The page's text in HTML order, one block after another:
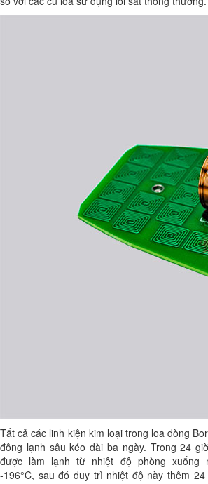
Tất cả các linh kiện kim loại trong loa dòng
đông lạnh sâu kéo dài ba ngày. Trong 24
được làm lạnh từ nhiệt độ phòng xuống
-196°C, sau đó duy trì nhiệt độ này thêm